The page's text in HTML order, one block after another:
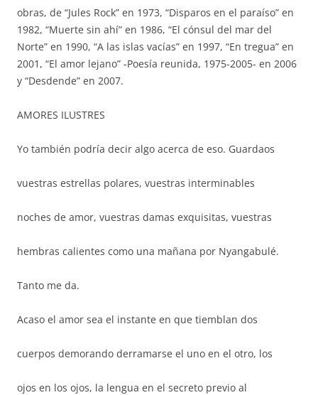
obras, de “Jules Rock” en 1973, “Disparos en el paraíso” en
1982, “Muerte sin ahí” en 1986, “El cónsul del mar del
Norte” en 1990, “A las islas vacías” en 1997, “En tregua” en
2001, “El amor lejano” -Poesía reunida, 1975-2005- en 2006
y “Desdende” en 2007.
AMORES ILUSTRES
Yo también podría decir algo acerca de eso. Guardaos
vuestras estrellas polares, vuestras interminables
noches de amor, vuestras damas exquisitas, vuestras
hembras calientes como una mañana por Nyangabulé.
Tanto me da.
Acaso el amor sea el instante en que tiemblan dos
cuerpos demorando derramarse el uno en el otro, los
ojos en los ojos, la lengua en el secreto previo al